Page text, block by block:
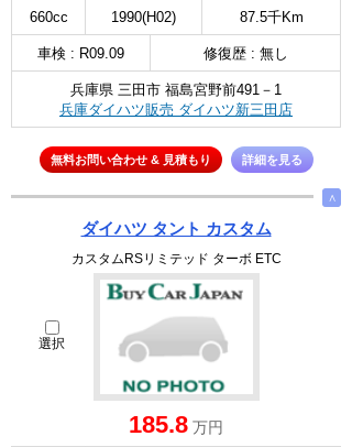
660cc 1990(H02) 87.5千Km
車検 : R09.09 修復歴 : 無し
兵庫県 三田市 福島宮野前491－1
兵庫ダイハツ販売 ダイハツ新三田店
無料お問い合わせ & 見積もり 詳細を見る
∧
ダイハツ タント カスタム
カスタムRSリミテッド ターボ ETC
選択
185.8 万円